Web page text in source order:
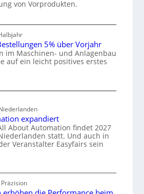
e
i
l
e
n
e
r
k
z
e
a
u
p
r
e
s
s
h
e
W
s
h
a
f
t
i
g
von Vorprodukten.
5% über Vorjahr
im Maschinen- und Anlagenbau
auf ein leicht positives erstes
expandiert
About Automation findet 2027
statt. Und auch in
Veranstalter Easyfairs sein